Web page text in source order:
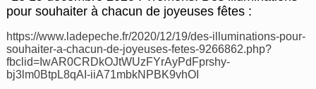
pour souhaiter à chacun de joyeuses fêtes :
https://www.ladepeche.fr/2020/12/19/des-illuminations-pour-
souhaiter-a-chacun-de-joyeuses-fetes-9266862.php?
fbclid=IwAR0CRDkOJtWUzFYrAyPdFprshy-
bj3lm0BtpL8qAI-iiA71mbkNPBK9vhOI